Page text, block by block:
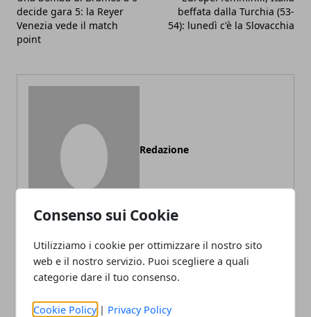
Consenso sui Cookie
Utilizziamo i cookie per ottimizzare il nostro sito
web e il nostro servizio. Puoi scegliere a quali
categorie dare il tuo consenso.
Cookie Policy | Privacy Policy
decide gara 5: la Reyer
Venezia vede il match
point
beffata dalla Turchia (53-
54): lunedì c'è la Slovacchia
Redazione
ARTICOLI CORRELATI